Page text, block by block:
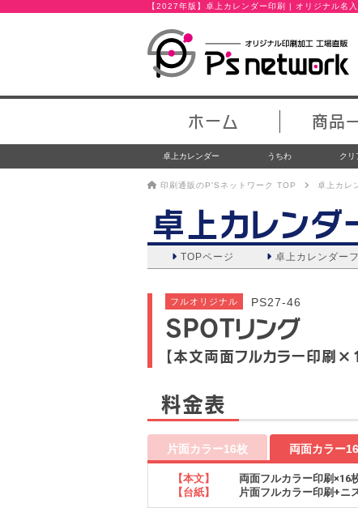
卓上カレンダー うちわ クリ
【2027年版】卓上カレンダー印刷 | オリジナル名
ホーム 商品
印刷通販のP'Sネットワーク TOP 卓上カレ
卓上カレンダ
TOPページ 卓上カレンダー
SPOTリング
フルオリジナル PS27-46
【本文両面フルカラー印刷
料金表
片面カラー16枚 両面カラー
【本文】
両面フルカラー印刷×16
【台紙】
片面フルカラー印刷+ニ